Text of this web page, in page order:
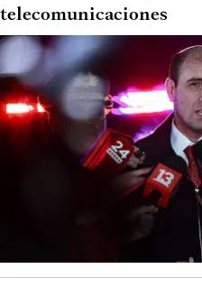
telecomunicaciones